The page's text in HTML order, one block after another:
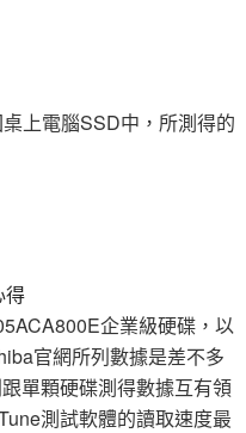
上電腦SSD中，所測得的
企業級硬碟，以
官網所列數據是差不多
單顆硬碟測得數據互有領
測試軟體的讀取速度最